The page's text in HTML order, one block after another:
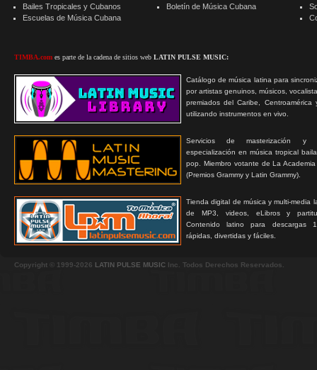
Bailes Tropicales y Cubanos
Escuelas de Música Cubana
TIMBA.com es parte de la cadena de sitios web LATIN PULSE MUSIC:
Catálogo de música latina para
por artistas genuinos, músicos,
premiados del Caribe, Centroamérica
utilizando instrumentos en vivo.
Servicios de masterización y
especialización en música tropical
pop. Miembro votante de La
(Premios Grammy y Latin Grammy).
Tienda digital de música y multi-media
de MP3, videos, eLibros y
Contenido latino para descargas
rápidas, divertidas y fáciles.
Boletín de Música Cubana
Copyright © 1999-2026 LATIN PULSE MUSIC Inc. Todos Derechos Reservados.